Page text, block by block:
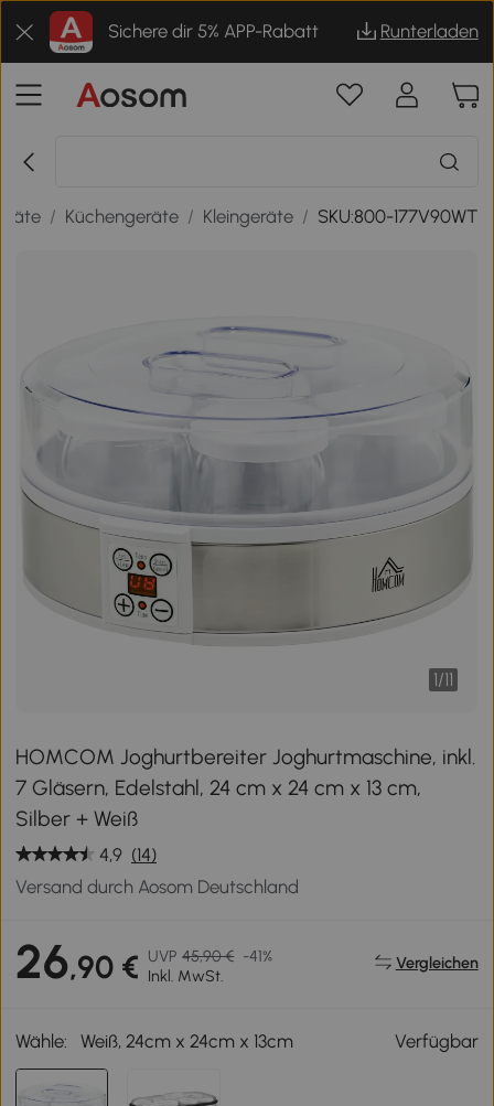
Sichere dir 5% APP-Rabatt Runterladen
/ Küchengeräte / Kleingeräte / SKU:800-177V90WT
1/11
HOMCOM Joghurtbereiter Joghurtmaschine, inkl.
7 Gläsern, Edelstahl, 24 cm x 24 cm x 13 cm,
Silber + Weiß
4,9 (14)
Versand durch Aosom Deutschland
26,90 € UVP 45,90 € -41%
Inkl. MwSt.
Vergleichen
Wähle: Weiß, 24cm x 24cm x 13cm Verfügbar